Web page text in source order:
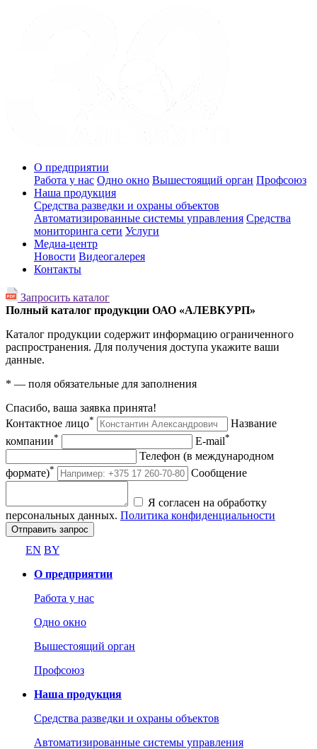
О предприятии
Работа у нас Одно окно Вышестоящий орган Профсоюз
Наша продукция
Средства разведки и охраны объектов
Автоматизированные системы управления Средства
мониторинга сети Услуги
Медиа-центр
Новости Видеогалерея
Контакты
Запросить каталог
Полный каталог продукции ОАО «АЛЕВКУРП»
Каталог продукции содержит информацию ограниченного
распространения. Для получения доступа укажите ваши
данные.
* — поля обязательные для заполнения
Спасибо, ваша заявка принята!
Контактное лицо*
Название
компании* E-mail*
Телефон (в международном
формате)* Сообщение
Я согласен на обработку
персональных данных. Политика конфиденциальности
Отправить запрос
EN BY
О предприятии
Работа у нас
Одно окно
Вышестоящий орган
Профсоюз
Наша продукция
Средства разведки и охраны объектов
Автоматизированные системы управления